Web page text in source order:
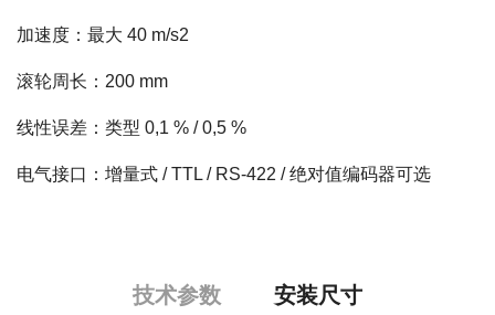
加速度：最大 40 m/s2
滚轮周长：200 mm
线性误差：类型 0,1 % / 0,5 %
电气接口：增量式 / TTL / RS-422 / 绝对值编码器可选
技术参数 安装尺寸